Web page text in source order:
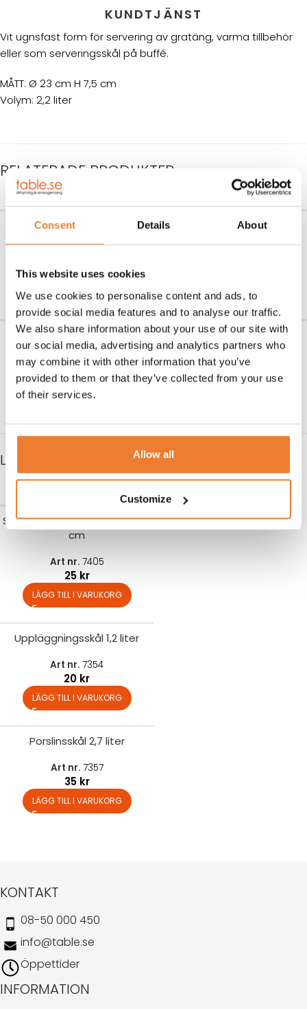
Consent Details About
This website uses cookies
We use cookies to personalise content and ads, to
provide social media features and to analyse our traffic.
We also share information about your use of our site with
our social media, advertising and analytics partners who
may combine it with other information that you’ve
provided to them or that they’ve collected from your use
of their services.
Allow all
Customize
KUNDTJÄNST
Vit ugnsfast form för servering av gratäng, varma tillbehör
eller som serveringsskål på buffé.
MÅTT: Ø 23 cm H 7,5 cm
Volym: 2,2 liter
RELATERADE PRODUKTER
Serveringssked skålad
6,50
Opera varmrättssked
Serveringssked
Art nr.6720
6,50kr
LÄGG TILL I VARUKORG
Serveringsgaffel skålad
Art nr.6731
6,50 kr
LIKNANDE PRODUKTER
Serveringsfat porslin GN 1/3 7
cm
Art nr. 7405
25 kr
LÄGG TILL I VARUKORG
Uppläggningsskål 1,2 liter
Art nr. 7354
20 kr
LÄGG TILL I VARUKORG
Porslinsskål 2,7 liter
Art nr. 7357
35 kr
LÄGG TILL I VARUKORG
KONTAKT
08-50 000 450
info@table.se
Öppettider
INFORMATION